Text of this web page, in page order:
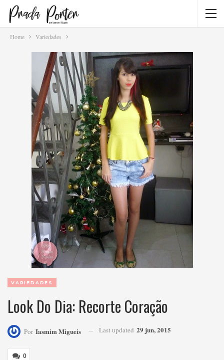
Home Variedades
VARIEDADES
Look Do Dia: Recorte Coração
Por Iasmim Migueis Last updated 29 jun, 2015
0